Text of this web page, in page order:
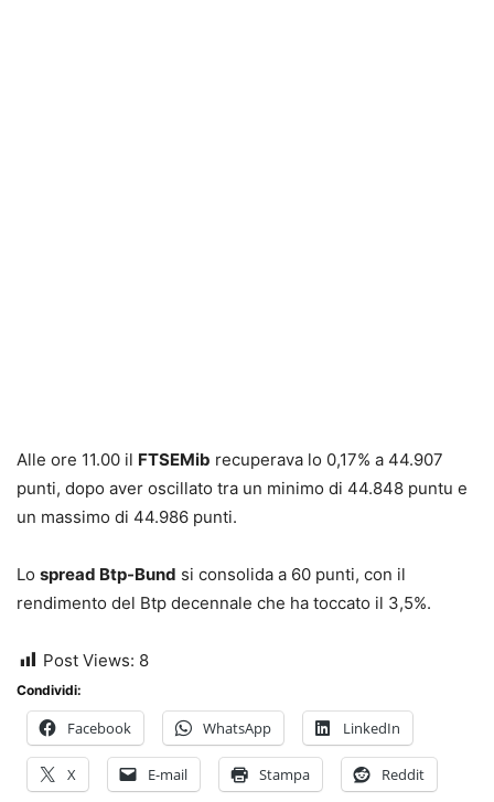
Alle ore 11.00 il FTSEMib recuperava lo 0,17% a 44.907
punti, dopo aver oscillato tra un minimo di 44.848 puntu e
un massimo di 44.986 punti.
Lo spread Btp-Bund si consolida a 60 punti, con il
rendimento del Btp decennale che ha toccato il 3,5%.
Post Views: 8
Condividi:
Facebook WhatsApp LinkedIn
X E-mail Stampa Reddit